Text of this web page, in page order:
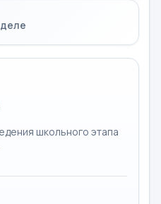
школьного этапа